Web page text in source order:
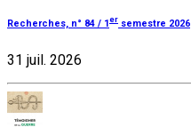
Recherches, n° 84 / 1er semestre 2026
31 juil. 2026